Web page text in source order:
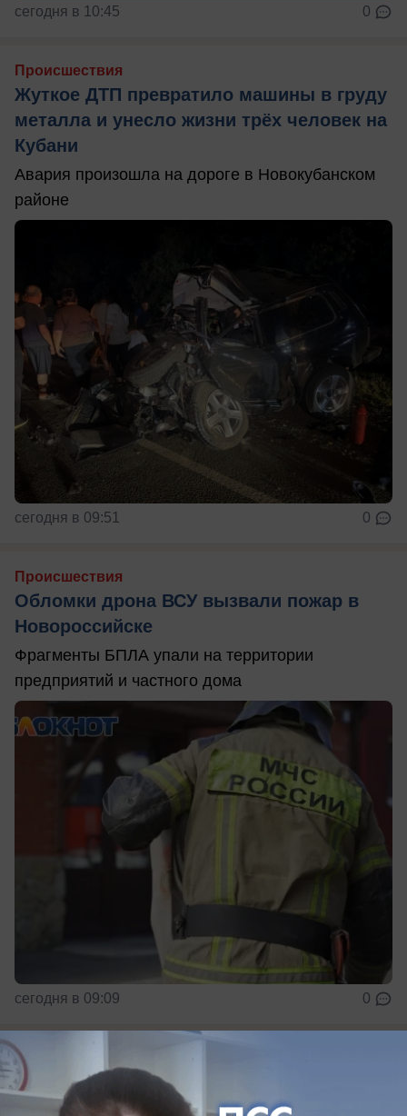
сегодня в 10:45 0
Происшествия
Жуткое ДТП превратило машины в груду
металла и унесло жизни трёх человек на
Кубани
Авария произошла на дороге в Новокубанском
районе
сегодня в 09:51 0
Происшествия
Обломки дрона ВСУ вызвали пожар в
Новороссийске
Фрагменты БПЛА упали на территории
предприятий и частного дома
сегодня в 09:09 0
Общество
Жителей Краснодара ждет ночное
отключение воды